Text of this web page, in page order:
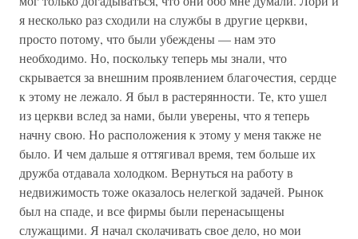
я несколько раз сходили на службы в другие церкви,
просто потому, что были убеждены — нам это
необходимо. Но, поскольку теперь мы знали, что
скрывается за внешним проявлением благочестия, сердце
к этому не лежало. Я был в растерянности. Те, кто ушел
из церкви вслед за нами, были уверены, что я теперь
начну свою. Но расположения к этому у меня также не
было. И чем дальше я оттягивал время, тем больше их
дружба отдавала холодком. Вернуться на работу в
недвижимость тоже оказалось нелегкой задачей. Рынок
был на спаде, и все фирмы были перенасыщены
служащими. Я начал сколачивать свое дело, но мои